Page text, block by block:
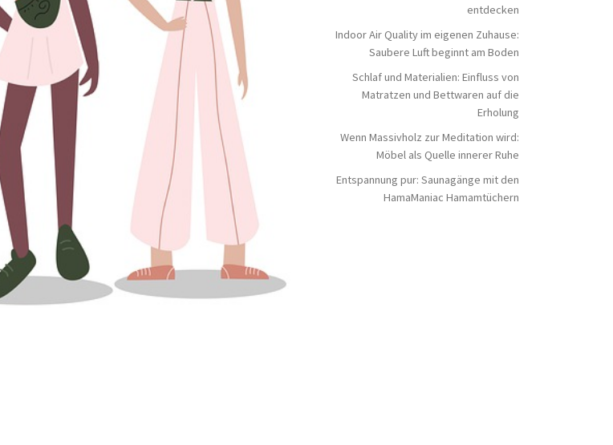
entdecken
Indoor Air Quality im eigenen Zuhause:
Saubere Luft beginnt am Boden
Schlaf und Materialien: Einfluss von
Matratzen und Bettwaren auf die
Erholung
Wenn Massivholz zur Meditation wird:
Möbel als Quelle innerer Ruhe
Entspannung pur: Saunagänge mit den
HamaManiac Hamamtüchern